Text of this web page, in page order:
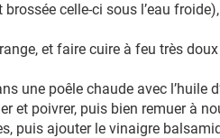
celle-ci sous l’eau
et faire cuire à feu très
poêle chaude avec l’huile
et poivrer, puis bien remuer à
puis ajouter le vinaigre